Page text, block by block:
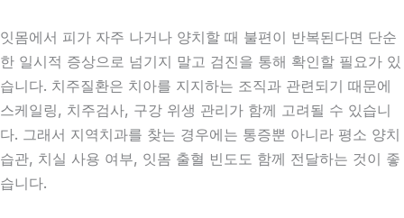
잇몸에서 피가 자주 나거나 양치할 때 불편이 반복된다면 단순
한 일시적 증상으로 넘기지 말고 검진을 통해 확인할 필요가 있
습니다. 치주질환은 치아를 지지하는 조직과 관련되기 때문에
스케일링, 치주검사, 구강 위생 관리가 함께 고려될 수 있습니
다. 그래서 지역치과를 찾는 경우에는 통증뿐 아니라 평소 양치
습관, 치실 사용 여부, 잇몸 출혈 빈도도 함께 전달하는 것이 좋
습니다.